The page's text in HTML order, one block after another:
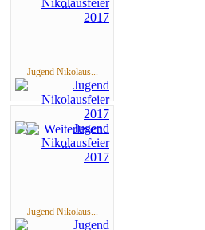
Jugend Nikolaus...
Jugend Nikolaus...